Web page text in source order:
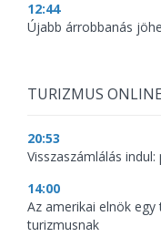
12:44
Újabb árrobbanás
TURIZMUS
20:53
Visszaszámlálás
14:00
Az amerikai elnök
turizmusnak